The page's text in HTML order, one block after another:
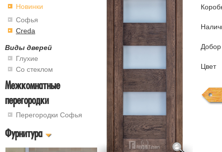
Новинки
Софья
Creda
Виды дверей
Глухие
Со стеклом
Межкомнатные
перегородки
Перегородки Софья
Фурнитура
Добор
Цвет